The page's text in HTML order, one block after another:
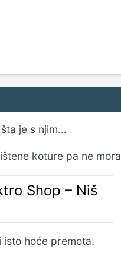
je s njim...
koture pa ne
Shop – Niš
isto hoće premota.